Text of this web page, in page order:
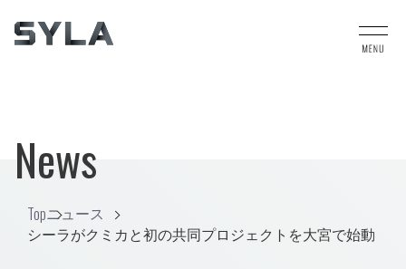
News
Topニュース
シーラがクミカと初の共同プロジェクトを大宮で始動